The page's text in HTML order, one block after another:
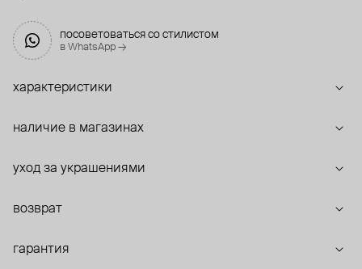
посоветоваться со стилистом
в WhatsApp →
характеристики
наличие в магазинах
уход за украшениями
возврат
гарантия